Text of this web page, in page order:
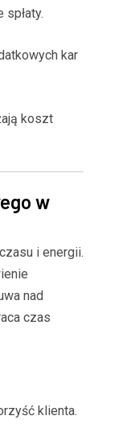
kar
koszt
w
i energii.
nad
czas
klienta.